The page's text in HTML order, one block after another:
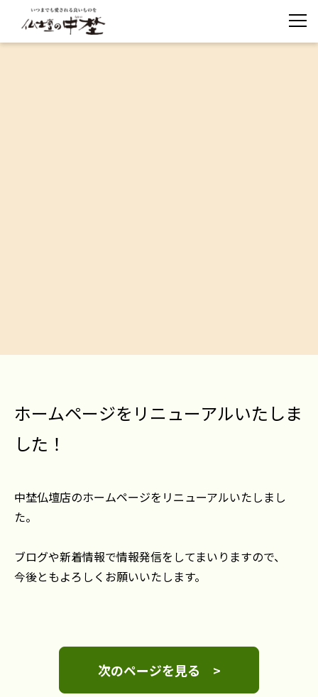
ホームページをリニューアルいたしま
した！
中埜仏壇店のホームページをリニューアルいたしまし
た。
ブログや新着情報で情報発信をしてまいりますので、
今後ともよろしくお願いいたします。
次のページを見る >